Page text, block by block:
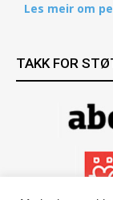
Les meir om
TAKK FOR